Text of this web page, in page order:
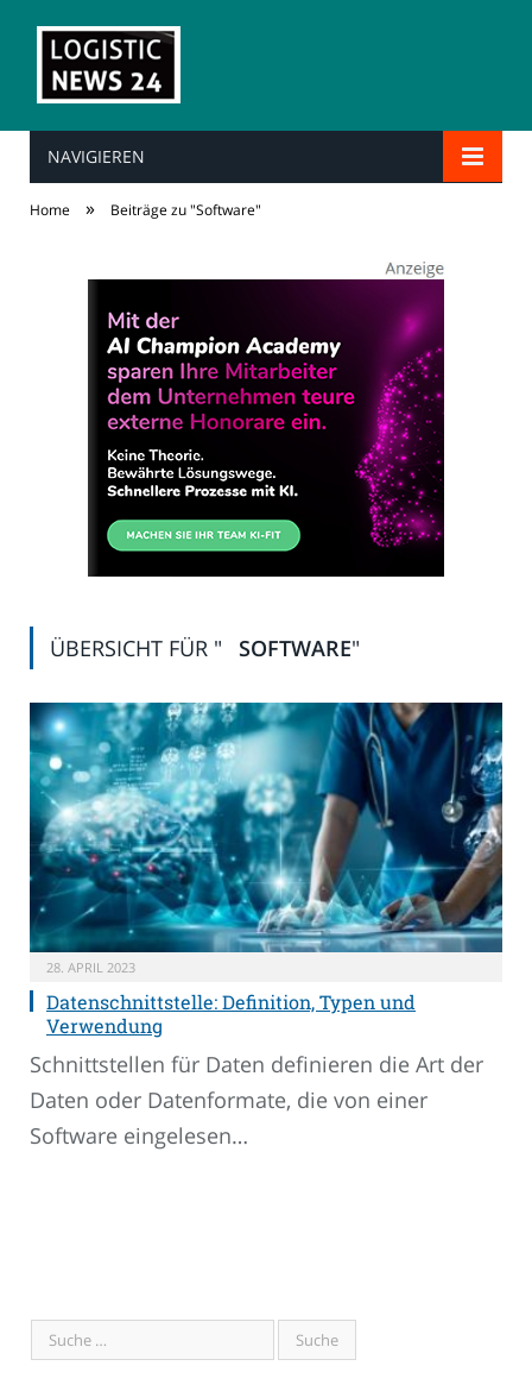
NAVIGIEREN
Home » Beiträge zu "Software"
ÜBERSICHT FÜR " SOFTWARE"
28. APRIL 2023
Datenschnittstelle: Definition, Typen und
Verwendung
Schnittstellen für Daten definieren die Art der
Daten oder Datenformate, die von einer
Software eingelesen…